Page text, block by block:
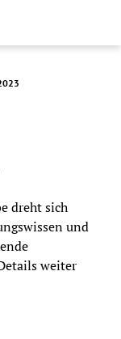
dreht sich
und
weiter